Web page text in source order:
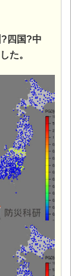
四国?中
た。